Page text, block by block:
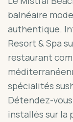
balnéaire
authentique.
Resort & Spa
restaurant
spécialités
Détendez-
installés sur la